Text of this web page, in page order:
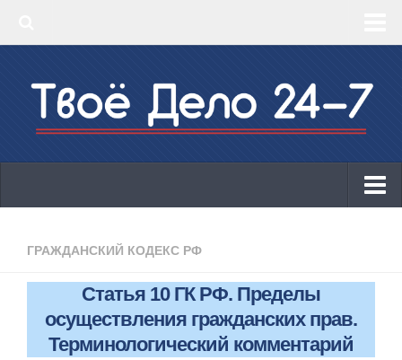
‣ КБК 2019
КБК 2019
ОКВЭД 2019
Онлайн-кассы 2019: 54-ФЗ!
ГРАЖДАНСКИЙ КОДЕКС РФ
Статья 10 ГК РФ. Пределы
осуществления гражданских прав.
Терминологический комментарий